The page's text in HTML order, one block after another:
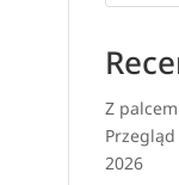
Z
Przegląd
2026